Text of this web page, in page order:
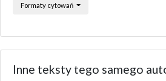
Formaty cytowań
Inne teksty tego samego